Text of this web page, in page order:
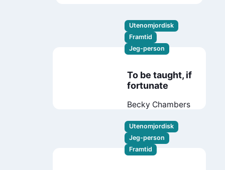
Utenomjordisk
Framtid
Jeg-person
To be taught, if
fortunate
Becky Chambers
Utenomjordisk
Jeg-person
Framtid